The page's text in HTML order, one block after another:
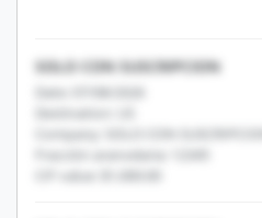
SOLO CON SUSCRIPCION
Date: 07/08/2026
Destination: US
Company: SOLO CON SUSCRIPCION
Fracción arancelaria: 12345
CIF value: $1,000.00